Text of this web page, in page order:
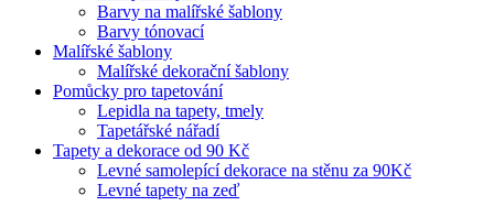
Barvy na malířské šablony
Barvy tónovací
Malířské šablony
Malířské dekorační šablony
Pomůcky pro tapetování
Lepidla na tapety, tmely
Tapetářské nářadí
Tapety a dekorace od 90 Kč
Levné samolepící dekorace na stěnu za 90Kč
Levné tapety na zeď